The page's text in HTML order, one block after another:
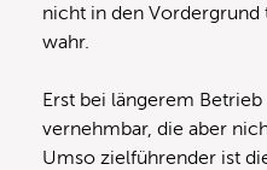
nicht in den
wahr.
Erst bei längerem
vernehmbar, die aber
Umso zielführender ist